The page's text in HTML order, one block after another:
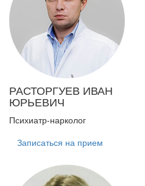
РАСТОРГУЕВ ИВАН
ЮРЬЕВИЧ
Психиатр-нарколог
Записаться на прием